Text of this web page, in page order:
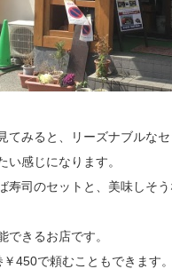
てみると、リーズナブルな
い感じになります。
寿司のセットと、美味しそ
できるお店です。
450で頼むこともできます。